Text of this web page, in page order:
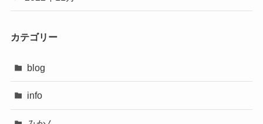
カテゴリー
blog
info